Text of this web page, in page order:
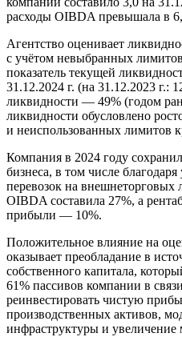
расходы OIBDA превышала в
Агентство оценивает
с учётом невыбранных
показатель текущей
31.12.2024 г. (на 31.12.2023 г.:
ликвидности — 49% (годом
ликвидности обусловлено
и неиспользованных лимитов
Компания в 2024 году
бизнеса, в том числе
перевозок на внешнеторговых
OIBDA составила 27%, а
прибыли — 10%.
Положительное влияние на
оказывает преобладание в
собственного капитала,
61% пассивов компании в
реинвестировать чистую
производственных активов,
инфраструктуры и